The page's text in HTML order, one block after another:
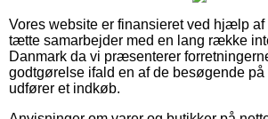
Vores website er finansieret ved hjælp af
tætte samarbejder med en lang række
Danmark da vi præsenterer
godtgørelse ifald en af de besøgende
udfører et indkøb.